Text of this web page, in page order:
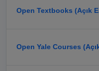
Open Textbooks (Açık
Open Yale Courses